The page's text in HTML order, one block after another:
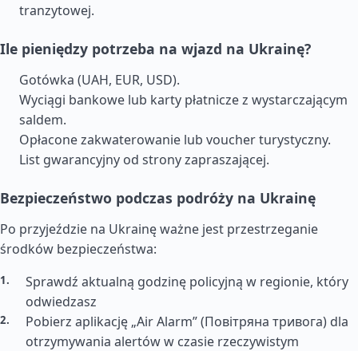
tranzytowej.
Ile pieniędzy potrzeba na wjazd na Ukrainę?
Gotówka (UAH, EUR, USD).
Wyciągi bankowe lub karty płatnicze z wystarczającym
saldem.
Opłacone zakwaterowanie lub voucher turystyczny.
List gwarancyjny od strony zapraszającej.
Bezpieczeństwo podczas podróży na Ukrainę
Po przyjeździe na Ukrainę ważne jest przestrzeganie
środków bezpieczeństwa:
Sprawdź aktualną godzinę policyjną w regionie, który
odwiedzasz
Pobierz aplikację „Air Alarm” (Повітряна тривога) dla
otrzymywania alertów w czasie rzeczywistym